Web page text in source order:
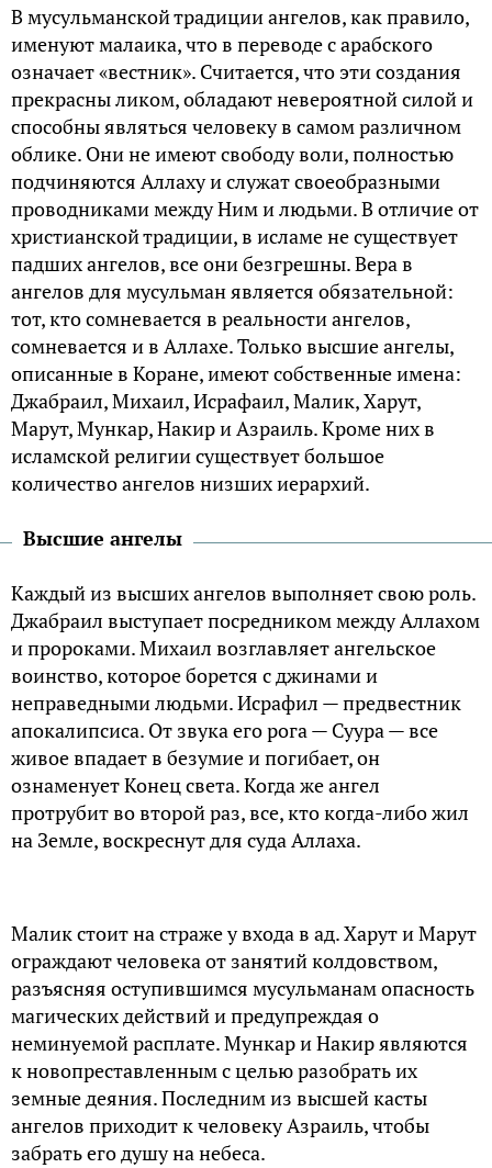
В мусульманской традиции ангелов, как правило,
именуют малаика, что в переводе с арабского
означает «вестник». Считается, что эти создания
прекрасны ликом, обладают невероятной силой и
способны являться человеку в самом различном
облике. Они не имеют свободу воли, полностью
подчиняются Аллаху и служат своеобразными
проводниками между Ним и людьми. В отличие от
христианской традиции, в исламе не существует
падших ангелов, все они безгрешны. Вера в
ангелов для мусульман является обязательной:
тот, кто сомневается в реальности ангелов,
сомневается и в Аллахе. Только высшие ангелы,
описанные в Коране, имеют собственные имена:
Джабраил, Михаил, Исрафаил, Малик, Харут,
Марут, Мункар, Накир и Азраиль. Кроме них в
исламской религии существует большое
количество ангелов низших иерархий.
Высшие ангелы
Каждый из высших ангелов выполняет свою роль.
Джабраил выступает посредником между Аллахом
и пророками. Михаил возглавляет ангельское
воинство, которое борется с джинами и
неправедными людьми. Исрафил — предвестник
апокалипсиса. От звука его рога — Суура — все
живое впадает в безумие и погибает, он
ознаменует Конец света. Когда же ангел
протрубит во второй раз, все, кто когда-либо жил
на Земле, воскреснут для суда Аллаха.
Малик стоит на страже у входа в ад. Харут и Марут
ограждают человека от занятий колдовством,
разъясняя оступившимся мусульманам опасность
магических действий и предупреждая о
неминуемой расплате. Мункар и Накир являются
к новопреставленным с целью разобрать их
земные деяния. Последним из высшей касты
ангелов приходит к человеку Азраиль, чтобы
забрать его душу на небеса.